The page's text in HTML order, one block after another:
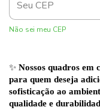
Não sei meu CEP
✨ Nossos quadros em
para quem deseja
sofisticação ao
qualidade e